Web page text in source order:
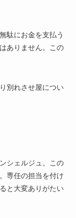
駄にお金を支払う
ありません。この
別れさせ屋につい
シェルジュ。この
専任の担当を付け
と大変ありがたい